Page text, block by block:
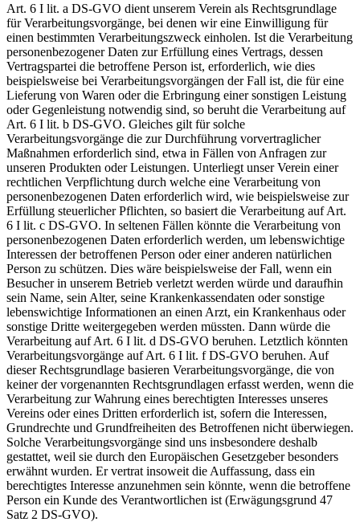
Art. 6 I lit. a DS-GVO dient unserem Verein als Rechtsgrundlage
für Verarbeitungsvorgänge, bei denen wir eine Einwilligung für
einen bestimmten Verarbeitungszweck einholen. Ist die Verarbeitung
personenbezogener Daten zur Erfüllung eines Vertrags, dessen
Vertragspartei die betroffene Person ist, erforderlich, wie dies
beispielsweise bei Verarbeitungsvorgängen der Fall ist, die für eine
Lieferung von Waren oder die Erbringung einer sonstigen Leistung
oder Gegenleistung notwendig sind, so beruht die Verarbeitung auf
Art. 6 I lit. b DS-GVO. Gleiches gilt für solche
Verarbeitungsvorgänge die zur Durchführung vorvertraglicher
Maßnahmen erforderlich sind, etwa in Fällen von Anfragen zur
unseren Produkten oder Leistungen. Unterliegt unser Verein einer
rechtlichen Verpflichtung durch welche eine Verarbeitung von
personenbezogenen Daten erforderlich wird, wie beispielsweise zur
Erfüllung steuerlicher Pflichten, so basiert die Verarbeitung auf Art.
6 I lit. c DS-GVO. In seltenen Fällen könnte die Verarbeitung von
personenbezogenen Daten erforderlich werden, um lebenswichtige
Interessen der betroffenen Person oder einer anderen natürlichen
Person zu schützen. Dies wäre beispielsweise der Fall, wenn ein
Besucher in unserem Betrieb verletzt werden würde und daraufhin
sein Name, sein Alter, seine Krankenkassendaten oder sonstige
lebenswichtige Informationen an einen Arzt, ein Krankenhaus oder
sonstige Dritte weitergegeben werden müssten. Dann würde die
Verarbeitung auf Art. 6 I lit. d DS-GVO beruhen. Letztlich könnten
Verarbeitungsvorgänge auf Art. 6 I lit. f DS-GVO beruhen. Auf
dieser Rechtsgrundlage basieren Verarbeitungsvorgänge, die von
keiner der vorgenannten Rechtsgrundlagen erfasst werden, wenn die
Verarbeitung zur Wahrung eines berechtigten Interesses unseres
Vereins oder eines Dritten erforderlich ist, sofern die Interessen,
Grundrechte und Grundfreiheiten des Betroffenen nicht überwiegen.
Solche Verarbeitungsvorgänge sind uns insbesondere deshalb
gestattet, weil sie durch den Europäischen Gesetzgeber besonders
erwähnt wurden. Er vertrat insoweit die Auffassung, dass ein
berechtigtes Interesse anzunehmen sein könnte, wenn die betroffene
Person ein Kunde des Verantwortlichen ist (Erwägungsgrund 47
Satz 2 DS-GVO).